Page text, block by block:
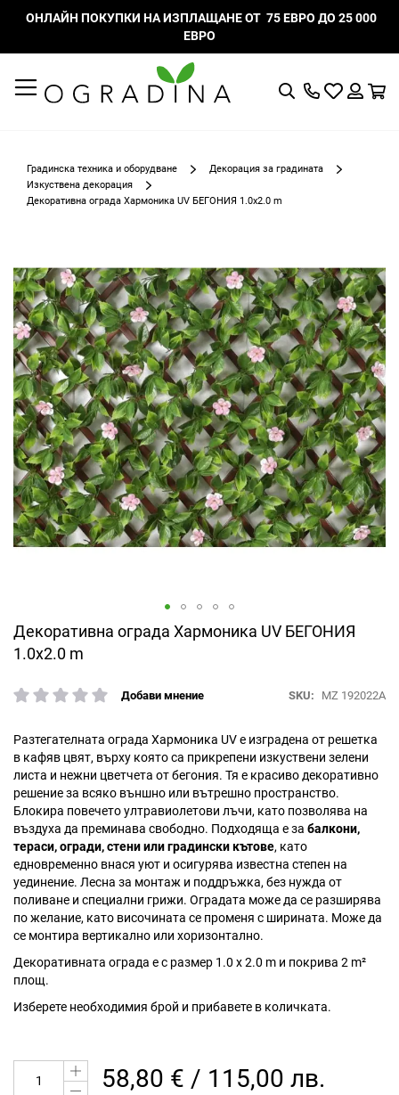
ОНЛАЙН ПОКУПКИ НА ИЗПЛАЩАНЕ ОТ 75 ЕВРО ДО 25 000
ЕВРО
ТърсенеМоят
Градинска техника и оборудване
Декорация за градината
Изкуствена декорация
Декоративна ограда Хармоника UV БЕГОНИЯ 1.0x2.0 m
Декоративна ограда Хармоника UV БЕГОНИЯ
1.0x2.0 m
рейтинг:
Добави мнение SKU MZ 192022A
Разтегателната ограда Хармоника UV е изградена от решетка
в кафяв цвят, върху която са прикрепени изкуствени зелени
листа и нежни цветчета от бегония. Тя е красиво декоративно
решение за всяко външно или вътрешно пространство.
Блокира повечето ултравиолетови лъчи, като позволява на
въздуха да преминава свободно. Подходяща е за балкони,
тераси, огради, стени или градински кътове, като
едновременно внася уют и осигурява известна степен на
уединение. Лесна за монтаж и поддръжка, без нужда от
поливане и специални грижи. Оградата може да се разширява
по желание, като височината се променя с ширината. Може да
се монтира вертикално или хоризонтално.
Декоративната ограда е с размер 1.0 х 2.0 m и покрива 2 m²
площ.
Изберете необходимия брой и прибавете в количката.
58,80 € / 115,00 лв.
края
на
галерията
на
изображенията
Преминете
към
началото
галерия
снимки